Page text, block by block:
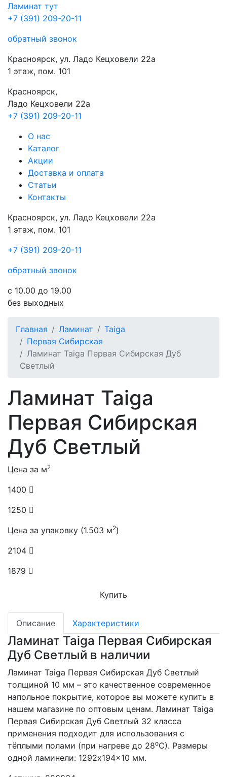
Ламинат тут
+7 (391) 209-20-11
обратный звонок
Красноярск, ул. Ладо Кецховели 22а
1 этаж, пом. 101
Красноярск,
Ладо Кецховели 22a
+7 (391) 209-20-11
О нас
Каталог
Акции
Доставка и оплата
Cтатьи
Контакты
Красноярск, ул. Ладо Кецховели 22а
1 этаж, пом. 101
+7 (391) 209-20-11
обратный звонок
с 10.00 до 19.00
без выходных
Главная Ламинат
Taiga
Первая Сибирская
Ламинат Taiga Первая Сибирская Дуб
Светлый
Ламинат Taiga
Первая Сибирская
Дуб Светлый
Цена за м2
1400
1250
Цена за упаковку (1.503 м2)
2104
1879
Купить
Описание Характеристики
Ламинат Taiga Первая Сибирская
Дуб Светлый в наличии
Ламинат Taiga Первая Сибирская Дуб Светлый
толщиной 10 мм – это качественное современное
напольное покрытие, которое вы можете купить в
нашем магазине по оптовым ценам. Ламинат Taiga
Первая Сибирская Дуб Светлый 32 класса
применения подходит для использования с
тёплыми полами (при нагреве до 28⁰С). Размеры
одной ламинели: 1292x194x10 мм.